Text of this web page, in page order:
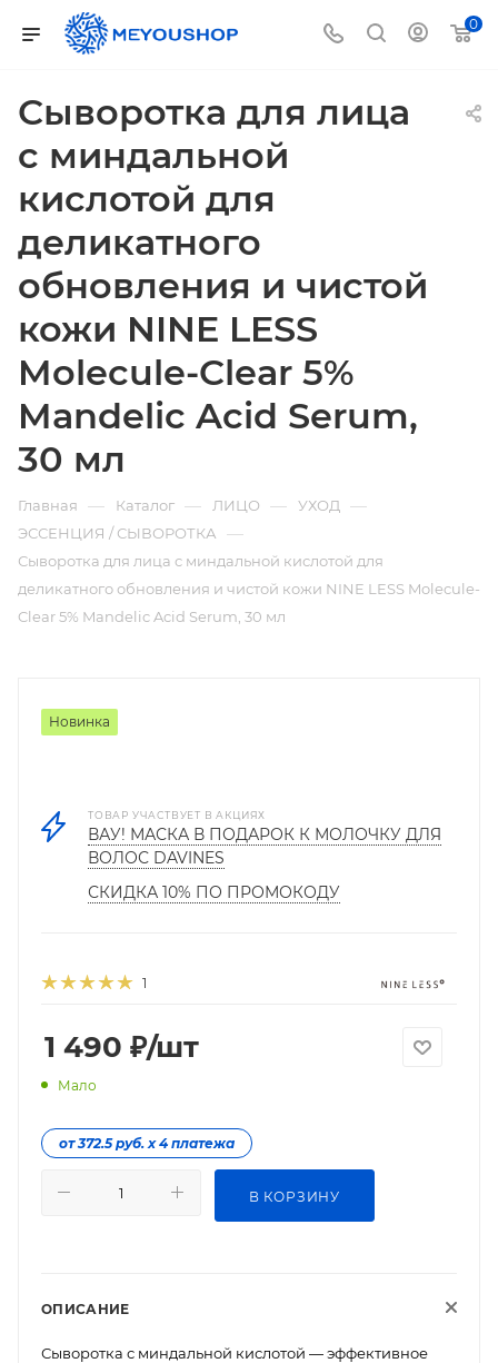
0
Сыворотка для лица
с миндальной
кислотой для
деликатного
обновления и чистой
кожи NINE LESS
Molecule-Clear 5%
Mandelic Acid Serum,
30 мл
Главная — Каталог — ЛИЦО — УХОД —
ЭССЕНЦИЯ / СЫВОРОТКА —
Сыворотка для лица с миндальной кислотой для
деликатного обновления и чистой кожи NINE LESS Molecule-
Clear 5% Mandelic Acid Serum, 30 мл
Новинка
ТОВАР УЧАСТВУЕТ В АКЦИЯХ
ВАУ! МАСКА В ПОДАРОК К МОЛОЧКУ ДЛЯ
ВОЛОС DAVINES
СКИДКА 10% ПО ПРОМОКОДУ
1
1 490 ₽/шт
Мало
от 372.5 руб. х 4 платежа
В КОРЗИНУ
ОПИСАНИЕ
Сыворотка с миндальной кислотой — эффективное